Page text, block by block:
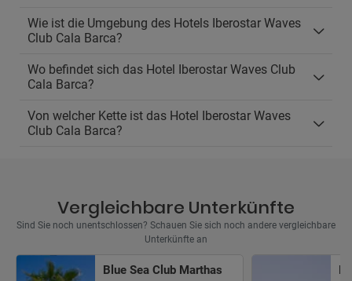
Wie ist die Umgebung des Hotels Iberostar Waves
Club Cala Barca?
Wo befindet sich das Hotel Iberostar Waves Club
Cala Barca?
Von welcher Kette ist das Hotel Iberostar Waves
Club Cala Barca?
Vergleichbare Unterkünfte
Sind Sie noch unentschlossen? Schauen Sie sich noch andere vergleichbare
Unterkünfte an
Blue Sea Club Marthas